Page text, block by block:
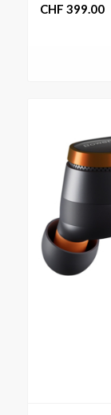
CHF 399.00